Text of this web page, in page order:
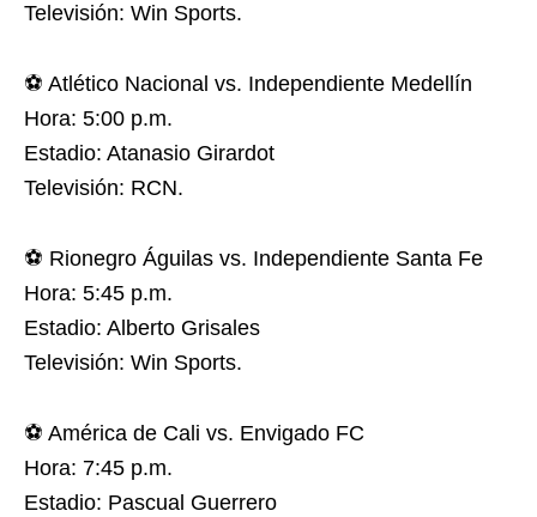
Televisión: Win Sports.
⚽️ Atlético Nacional vs. Independiente Medellín
Hora: 5:00 p.m.
Estadio: Atanasio Girardot
Televisión: RCN.
⚽️ Rionegro Águilas vs. Independiente Santa Fe
Hora: 5:45 p.m.
Estadio: Alberto Grisales
Televisión: Win Sports.
⚽️ América de Cali vs. Envigado FC
Hora: 7:45 p.m.
Estadio: Pascual Guerrero